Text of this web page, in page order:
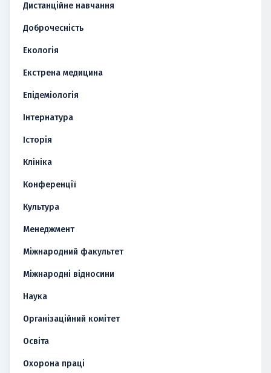
Дистанційне навчання
Доброчесність
Екологія
Екстрена медицина
Епідеміологія
Інтернатура
Історія
Клініка
Конференції
Культура
Менеджмент
Міжнародний факультет
Міжнародні відносини
Наука
Організаційний комітет
Освіта
Охорона праці